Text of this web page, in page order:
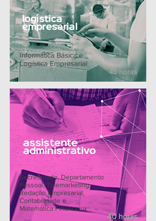
Informática Básica e
Logística Empresarial
logística
empresarial
40 horas
Secretariado, Departamento
Pessoal, Telemarketing,
Redação Empresarial,
Contabilidade e
Matemática Financeira
40 horas
assistente
administrativo